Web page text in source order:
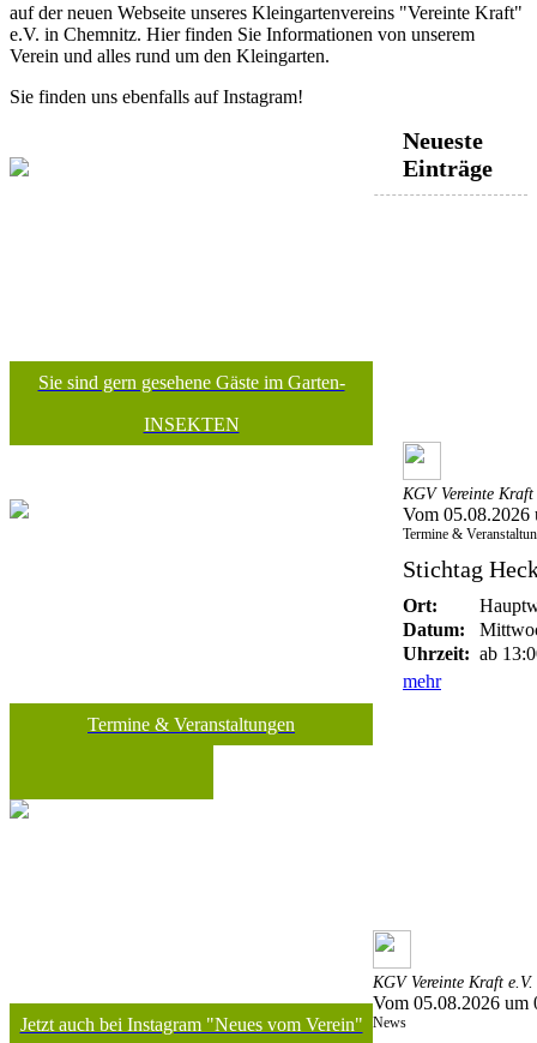
auf der neuen Webseite unseres Kleingartenvereins "Vereinte Kraft"
e.V. in Chemnitz. Hier finden Sie Informationen von unserem
Verein und alles rund um den Kleingarten.
Sie finden uns ebenfalls auf Instagram!
Sie sind gern gesehene Gäste im Garten-
INSEKTEN
Termine & Veranstaltungen
Jetzt auch bei Instagram "Neues vom Verein"
Neueste
Einträge
KGV Vereinte Kraft
Vom 05.08.2026
Termine &
Stichtag
Ort:
Datum:
Uhrzeit: ab
mehr
KGV Vereinte Kraft e.V.
Vom 05.08.2026 um
News